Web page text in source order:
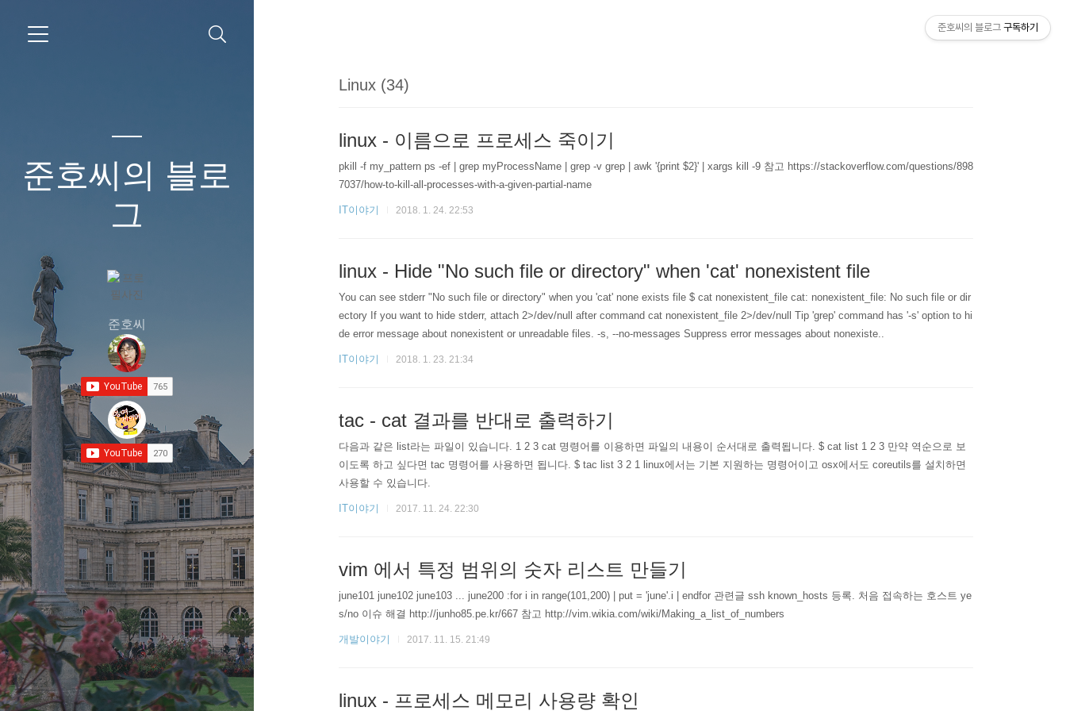
준호씨의 블로
그
준호씨
Linux (34)
linux - 이름으로 프로세스 죽이기
pkill -f my_pattern ps -ef | grep myProcessName | grep -v grep | awk '{print $2}' | xargs kill -9 참고 https://stackoverflow.com/questions/898
7037/how-to-kill-all-processes-with-a-given-partial-name
IT이야기 2018. 1. 24. 22:53
linux - Hide "No such file or directory" when 'cat' nonexistent file
You can see stderr "No such file or directory" when you 'cat' none exists file $ cat nonexistent_file cat: nonexistent_file: No such file or dir
ectory If you want to hide stderr, attach 2>/dev/null after command cat nonexistent_file 2>/dev/null Tip 'grep' command has '-s' option to hi
de error message about nonexistent or unreadable files. -s, --no-messages Suppress error messages about nonexiste..
IT이야기 2018. 1. 23. 21:34
tac - cat 결과를 반대로 출력하기
다음과 같은 list라는 파일이 있습니다. 1 2 3 cat 명령어를 이용하면 파일의 내용이 순서대로 출력됩니다. $ cat list 1 2 3 만약 역순으로 보
이도록 하고 싶다면 tac 명령어를 사용하면 됩니다. $ tac list 3 2 1 linux에서는 기본 지원하는 명령어이고 osx에서도 coreutils를 설치하면
사용할 수 있습니다.
IT이야기 2017. 11. 24. 22:30
vim 에서 특정 범위의 숫자 리스트 만들기
june101 june102 june103 ... june200 :for i in range(101,200) | put = 'june'.i | endfor 관련글 ssh known_hosts 등록. 처음 접속하는 호스트 ye
s/no 이슈 해결 http://junho85.pe.kr/667 참고 http://vim.wikia.com/wiki/Making_a_list_of_numbers
개발이야기 2017. 11. 15. 21:49
linux - 프로세스 메모리 사용량 확인
준호씨의 블로그 구독하기